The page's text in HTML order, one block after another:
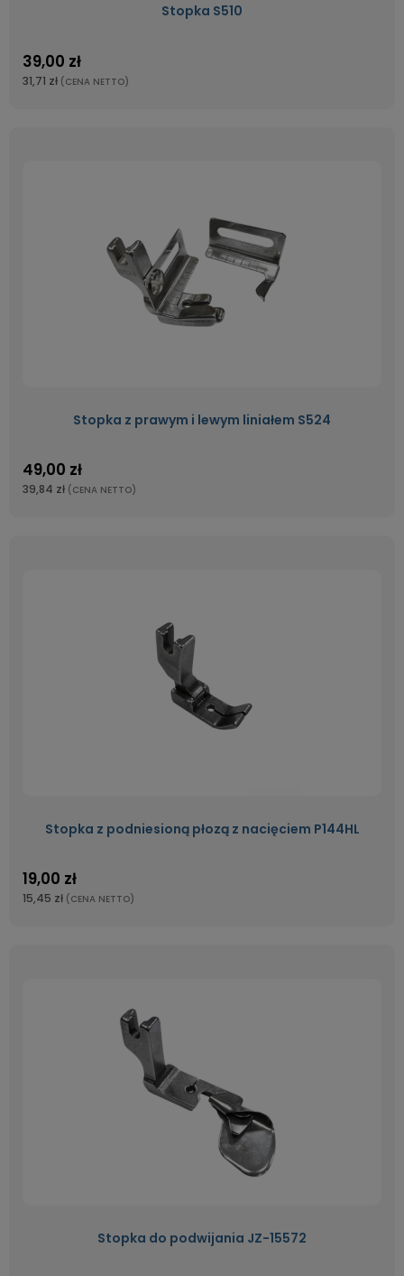
Stopka S510
39,00 zł
31,71 zł (CENA NETTO)
Stopka z prawym i lewym liniałem S524
49,00 zł
39,84 zł (CENA NETTO)
Stopka z podniesioną płozą z nacięciem P144HL
19,00 zł
15,45 zł (CENA NETTO)
Stopka do podwijania JZ-15572